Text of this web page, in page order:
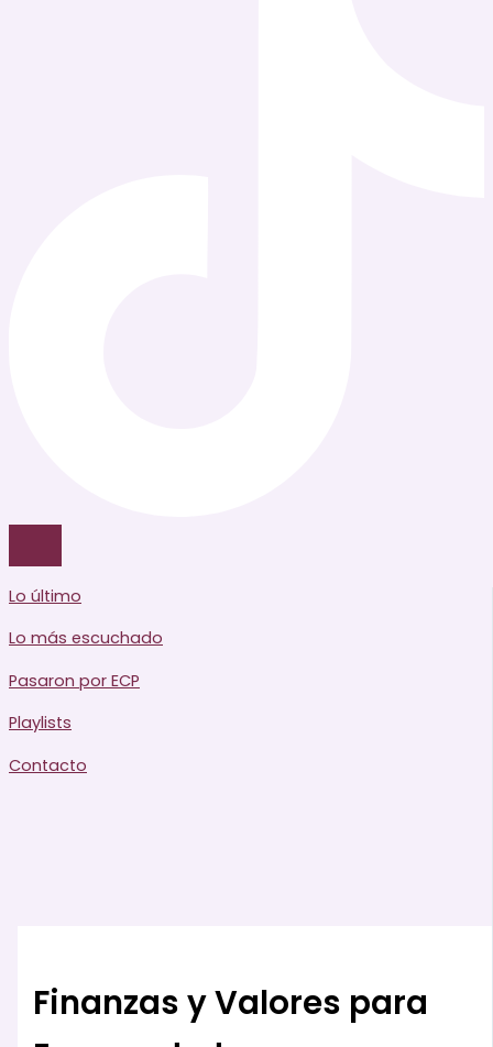
Lo último
Lo más escuchado
Pasaron por ECP
Playlists
Contacto
Finanzas y Valores para